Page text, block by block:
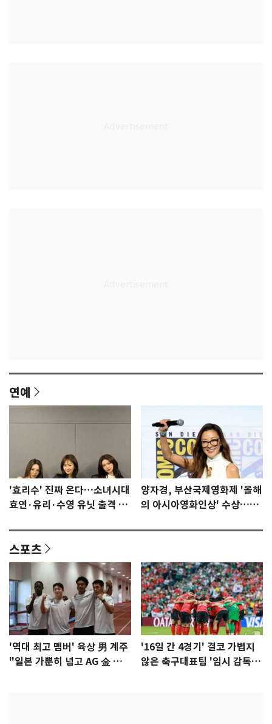
연예
'효리수' 진짜 온다…소녀시대
효연·유리·수영 유닛 출격 [N
양자경, 부산국제영화제 '올해
의 아시아영화인상' 수상…15
스포츠
'역대 최고 멤버' 육상 男 계주
"일본 가뿐히 넘고 AG 金 따겠
'16일 간 4경기' 결코 가볍지
않은 축구대표팀 '임시 감독'